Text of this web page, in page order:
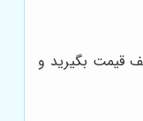
قیمت بگیرید و